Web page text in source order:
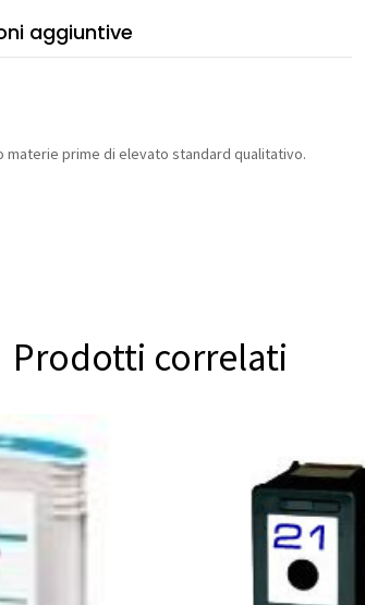
aggiuntive
prime di elevato standard qualitativo.
Prodotti correlati